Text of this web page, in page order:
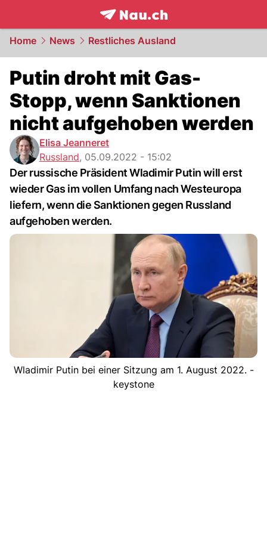
frontpage.NAU.ch
Home News Restliches Ausland
Putin droht mit Gas-
Stopp, wenn Sanktionen
nicht aufgehoben werden
Elisa Jeanneret
Russland, 05.09.2022 - 15:02
Der russische Präsident Wladimir Putin will erst
wieder Gas im vollen Umfang nach Westeuropa
liefern, wenn die Sanktionen gegen Russland
aufgehoben werden.
Wladimir Putin bei einer Sitzung am 1. August 2022. -
keystone